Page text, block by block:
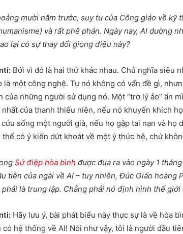
mười năm trước, suy tư của Công giáo về kỹ
và rất phê phán. Ngày nay, AI dường
lại có sự thay đổi giọng điệu này?
Bởi vì đó là hai thứ khác nhau. Chủ nghĩa siêu
là một công nghệ. Tự nó không có vấn đề gì,
của những người sử dụng nó. Một “trợ lý ảo” ẩn
của thanh thiếu niên, nếu nó khuyến khích
sống một người già, nếu họ gặp tai nạn và họ
thể có ý kiến dứt khoát về một ý thức hệ, chứ
Sứ điệp hòa bình được đưa ra vào ngày 1
tiên của ngài về AI – tuy nhiên, Đức Giáo hoàng
là trung lập. Chẳng phải nó định hình thế giới
Hãy lưu ý, bài phát biểu này thực sự là về hòa
có hệ thống về AI! Nói như vậy, tôi là người đầu